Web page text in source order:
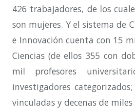
426 trabajadores, de los
son mujeres. Y el sistema de
e Innovación cuenta con 15
Ciencias (de ellos 355 con
mil profesores
investigadores
vinculadas y decenas de